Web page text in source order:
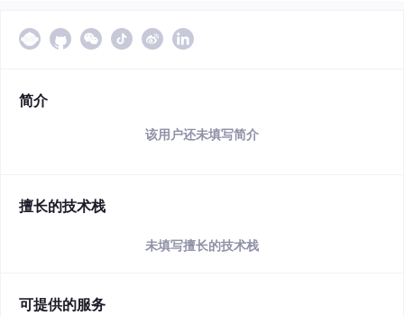
简介
该用户还未填写简介
擅长的技术栈
未填写擅长的技术栈
可提供的服务